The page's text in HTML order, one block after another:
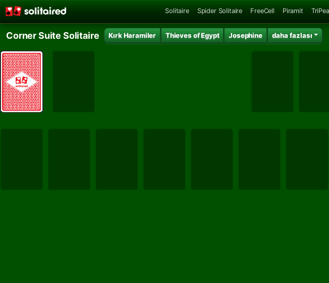
Solitaire Spider Solitaire FreeCell Piramit
Corner Suite Solitaire Kırk Haramiler Thieves of Egypt Josephine daha fazlası